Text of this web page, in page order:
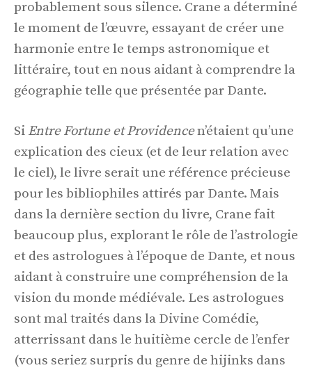
probablement sous silence. Crane a déterminé
le moment de l’œuvre, essayant de créer une
harmonie entre le temps astronomique et
littéraire, tout en nous aidant à comprendre la
géographie telle que présentée par Dante.
Si Entre Fortune et Providencen’étaient qu’une
explication des cieux (et de leur relation avec
le ciel), le livre serait une référence précieuse
pour les bibliophiles attirés par Dante. Mais
dans la dernière section du livre, Crane fait
beaucoup plus, explorant le rôle de l’astrologie
et des astrologues à l’époque de Dante, et nous
aidant à construire une compréhension de la
vision du monde médiévale. Les astrologues
sont mal traités dans la Divine Comédie,
atterrissant dans le huitième cercle de l’enfer
(vous seriez surpris du genre de hijinks dans